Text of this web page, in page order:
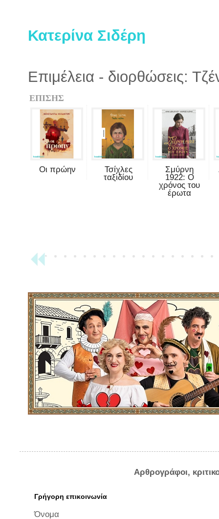
Κατερίνα Σιδέρη
Επιμέλεια - διορθώσεις:
ΕΠΙΣΗΣ
Οι πρώην
Τσίχλες
ταξιδίου
Σμύρνη
1922: Ο
χρόνος του
έρωτα
Αρθρογράφοι,
Γρήγορη επικοινωνία
Όνομα